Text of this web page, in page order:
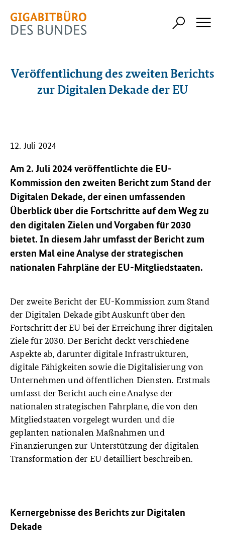
Veröffentlichung des zweiten Berichts
zur Digitalen Dekade der EU
12. Juli 2024
Am 2. Juli 2024 veröffentlichte die EU-
Kommission den zweiten Bericht zum Stand der
Digitalen Dekade, der einen umfassenden
Überblick über die Fortschritte auf dem Weg zu
den digitalen Zielen und Vorgaben für 2030
bietet. In diesem Jahr umfasst der Bericht zum
ersten Mal eine Analyse der strategischen
nationalen Fahrpläne der EU-Mitgliedstaaten.
Der zweite Bericht der EU-Kommission zum Stand
der Digitalen Dekade gibt Auskunft über den
Fortschritt der EU bei der Erreichung ihrer digitalen
Ziele für 2030. Der Bericht deckt verschiedene
Aspekte ab, darunter digitale Infrastrukturen,
digitale Fähigkeiten sowie die Digitalisierung von
Unternehmen und öffentlichen Diensten. Erstmals
umfasst der Bericht auch eine Analyse der
nationalen strategischen Fahrpläne, die von den
Mitgliedstaaten vorgelegt wurden und die
geplanten nationalen Maßnahmen und
Finanzierungen zur Unterstützung der digitalen
Transformation der EU detailliert beschreiben.
Kernergebnisse des Berichts zur Digitalen
Dekade